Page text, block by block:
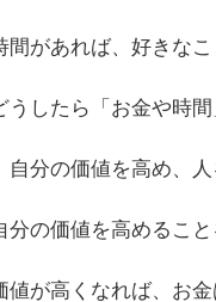
間があれば、好きな
うしたら「お金や時
自分の価値を高め、人
分の価値を高めること
値が高くなれば、お金